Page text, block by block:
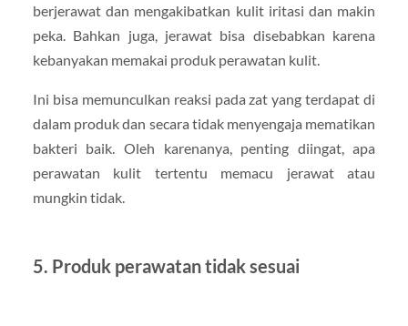
berjerawat dan mengakibatkan kulit iritasi dan makin
peka. Bahkan juga, jerawat bisa disebabkan karena
kebanyakan memakai produk perawatan kulit.
Ini bisa memunculkan reaksi pada zat yang terdapat di
dalam produk dan secara tidak menyengaja mematikan
bakteri baik. Oleh karenanya, penting diingat, apa
perawatan kulit tertentu memacu jerawat atau
mungkin tidak.
5. Produk perawatan tidak sesuai